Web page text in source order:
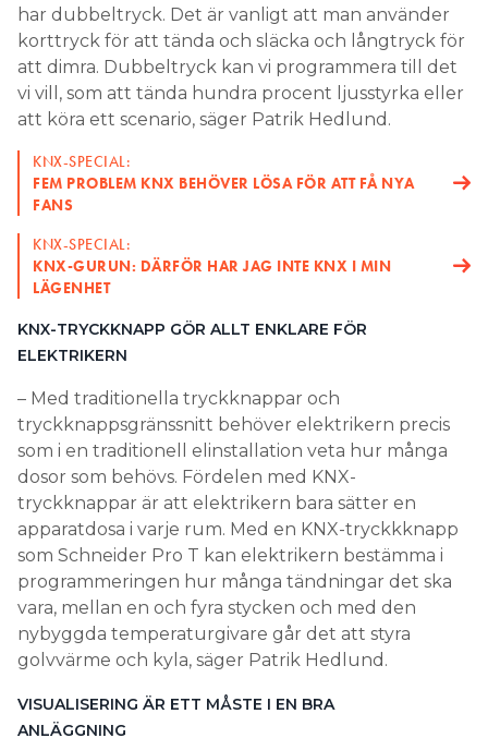
har dubbeltryck. Det är vanligt att man använder
korttryck för att tända och släcka och långtryck för
att dimra. Dubbeltryck kan vi programmera till det
vi vill, som att tända hundra procent ljusstyrka eller
att köra ett scenario, säger Patrik Hedlund.
KNX-SPECIAL:
FEM PROBLEM KNX BEHÖVER LÖSA FÖR ATT FÅ NYA
FANS
KNX-SPECIAL:
KNX-GURUN: DÄRFÖR HAR JAG INTE KNX I MIN
LÄGENHET
KNX-TRYCKKNAPP GÖR ALLT ENKLARE FÖR
ELEKTRIKERN
– Med traditionella tryckknappar och
tryckknappsgränssnitt behöver elektrikern precis
som i en traditionell elinstallation veta hur många
dosor som behövs. Fördelen med KNX-
tryckknappar är att elektrikern bara sätter en
apparatdosa i varje rum. Med en KNX-tryckkknapp
som Schneider Pro T kan elektrikern bestämma i
programmeringen hur många tändningar det ska
vara, mellan en och fyra stycken och med den
nybyggda temperaturgivare går det att styra
golvvärme och kyla, säger Patrik Hedlund.
VISUALISERING ÄR ETT MÅSTE I EN BRA
ANLÄGGNING